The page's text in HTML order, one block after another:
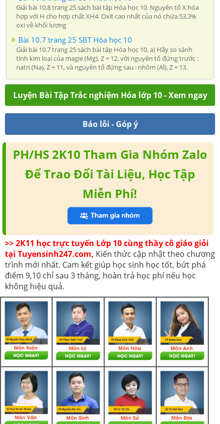
Giải bài 10.8 trang 25 sách bài tập Hóa học 10. Nguyên tố X hóa
hợp với H cho hợp chất XH4. Oxit cao nhất của nó chứa 53,3%
oxi về khối lượng
Bài 10.7 trang 25 SBT Hóa học 10
Giải bài 10.7 trang 25 sách bài tập Hóa học 10. a) Hãy so sánh
tính kim loại của magie (Mg), Z = 12, với nguyên tố đứng trước :
natri (Na), Z = 11, và nguyên tố đứng sau : nhôm (Al), Z = 13.
Luyện Bài Tập Trắc nghiệm Hóa lớp 10 - Xem ngay
Báo lỗi - Góp ý
PH/HS 2K10 Tham Gia Nhóm Zalo
Để Trao Đổi Tài Liệu, Học Tập
Miễn Phí!
>> 2K11 học trực tuyến Lớp 10 cùng thầy cô giáo giỏi
tại Tuyensinh247.com, Kiến thức cập nhật theo chương
trình mới nhất. Cam kết giúp học sinh học tốt, bứt phá
điểm 9,10 chỉ sau 3 tháng, hoàn trả học phí nếu học
không hiệu quả.